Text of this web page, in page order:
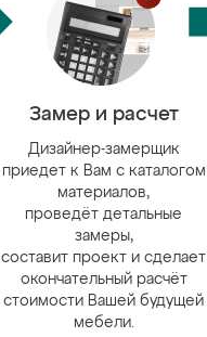
Замер и расчет
Дизайнер-замерщик
приедет к Вам с каталогом
материалов,
проведёт детальные
замеры,
составит проект и сделает
окончательный расчёт
стоимости Вашей будущей
мебели.